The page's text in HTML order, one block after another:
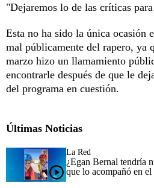
"Dejaremos lo de las críticas
Esta no ha sido la única ocasión
mal públicamente del rapero, ya
marzo hizo un llamamiento
encontrarle después de que le
del programa en cuestión.
Últimas Noticias
La Red
¿Egan Bernal tendría
que lo acompañó en